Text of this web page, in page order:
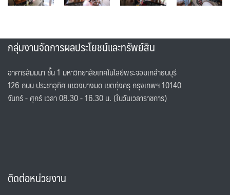
กลุ่มงานจัดการผลประโยชน์และทรัพย์สิน
อาคารสัมมนา ชั้น 1 มหาวิทยาลัยเทคโนโลยีพระจอมเกล้าธนบุรี
126 ถนน ประชาอุทิศ แขวงบางมด เขตทุ่งครุ กรุงเทพฯ 10140
จันทร์ - ศุกร์ เวลา 08.30 - 16.30 น. (ในวันเวลาราชการ)
ติดต่อหน่วยงาน